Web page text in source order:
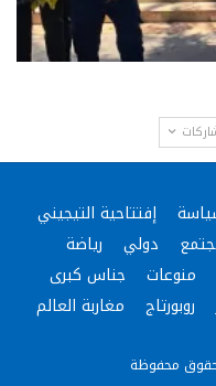
إفتتاحية التيجيني
دولي
رياضة
منوعات
جناس كبرى
روبورتاج مغاربة العالم